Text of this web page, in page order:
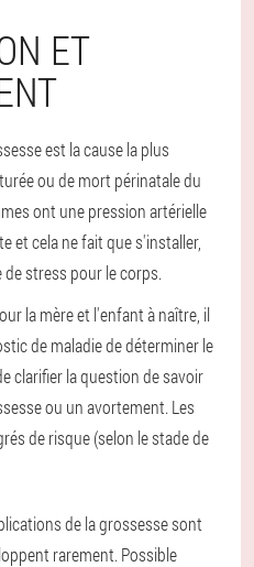
ET
est la cause la plus
ou de mort périnatale du
ont une pression artérielle
et cela ne fait que s'installer,
stress pour le corps.
la mère et l'enfant à naître, il
de maladie de déterminer le
clarifier la question de savoir
ou un avortement. Les
de risque (selon le stade de
de la grossesse sont
rarement. Possible